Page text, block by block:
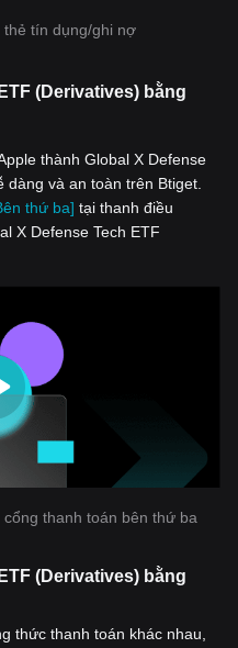
tín dụng/ghi nợ
(Derivatives) bằng
thành Global X Defense
dàng và an toàn trên Btiget.
thứ ba] tại thanh điều
X Defense Tech ETF
thanh toán bên thứ ba
(Derivatives) bằng
thức thanh toán khác nhau,